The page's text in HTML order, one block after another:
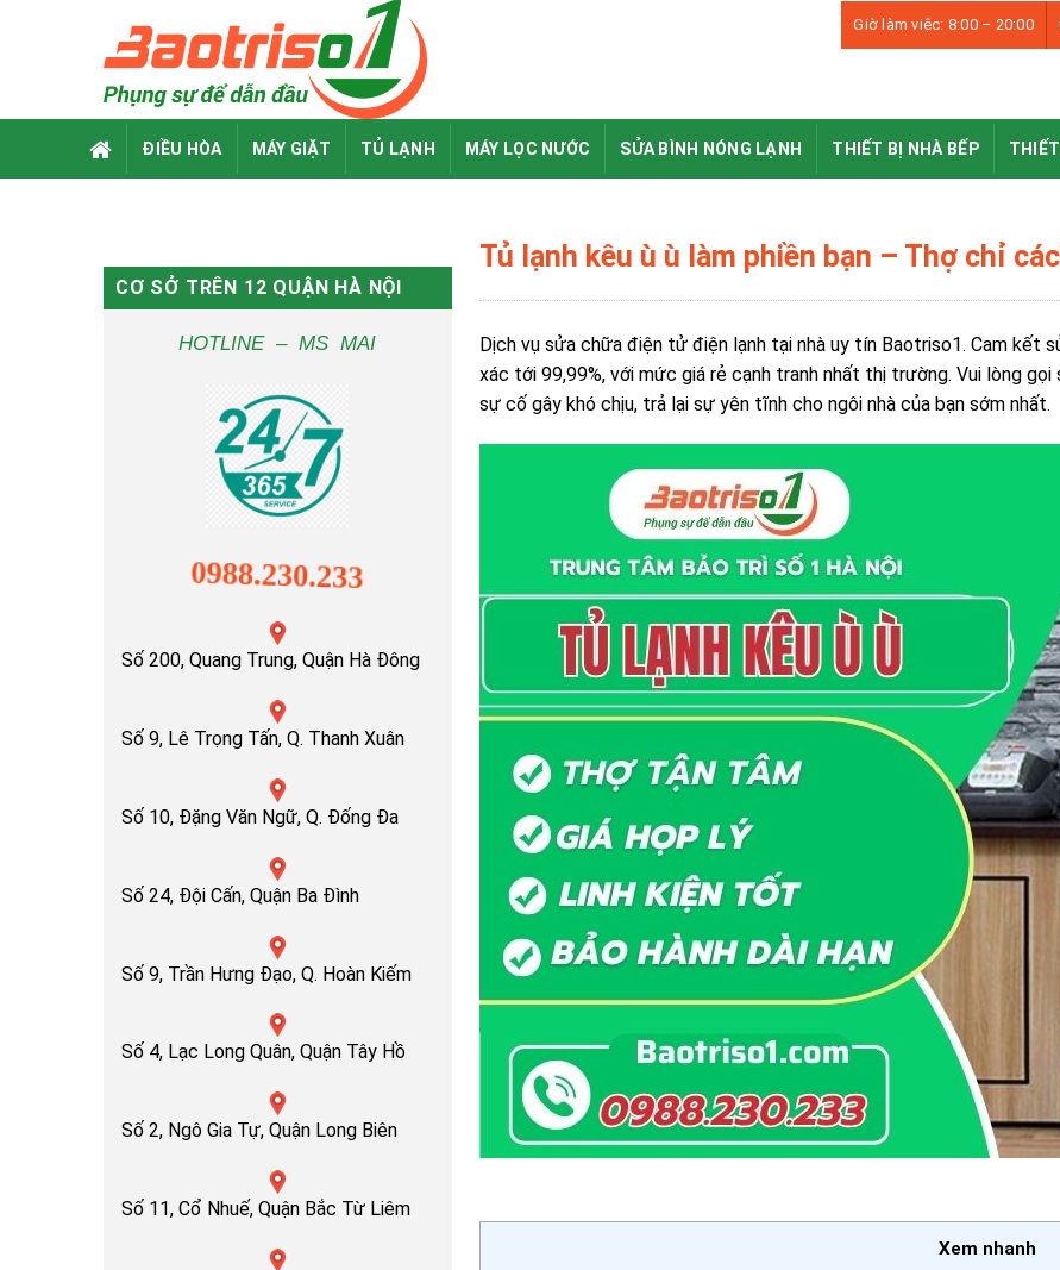
Giờ làm việc: 8:00 – 20:00
ĐIỀU HÒA MÁY GIẶT TỦ LẠNH MÁY LỌC NƯỚC SỬA BÌNH NÓNG LẠNH THIẾT BỊ NHÀ BẾP
CƠ SỞ TRÊN 12 QUẬN HÀ NỘI
HOTLINE – MS MAI
0988.230.233
Số 200, Quang Trung, Quận Hà Đông
Số 9, Lê Trọng Tấn, Q. Thanh Xuân
Số 10, Đặng Văn Ngữ, Q. Đống Đa
Số 24, Đội Cấn, Quận Ba Đình
Số 9, Trần Hưng Đạo, Q. Hoàn Kiếm
Số 4, Lạc Long Quân, Quận Tây Hồ
Số 2, Ngô Gia Tự, Quận Long Biên
Số 11, Cổ Nhuế, Quận Bắc Từ Liêm
Tủ lạnh kêu ù ù làm phiền bạn – Thợ chỉ
Dịch vụ sửa chữa điện tử điện lạnh tại nhà uy tín Baotriso1. Cam kết
xác tới 99,99%, với mức giá rẻ cạnh tranh nhất thị trường. Vui lòng
sự cố gây khó chịu, trả lại sự yên tĩnh cho ngôi nhà của bạn sớm nhất.
Xem nhanh